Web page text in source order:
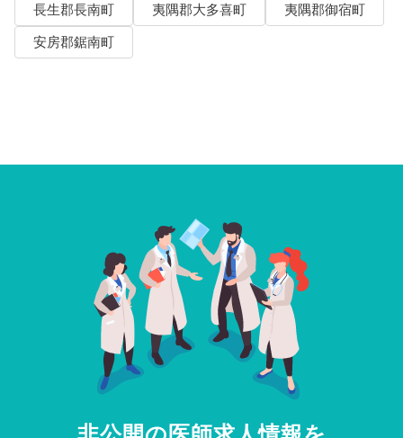
長生郡長南町
夷隅郡大多喜町
夷隅郡御宿町
安房郡鋸南町